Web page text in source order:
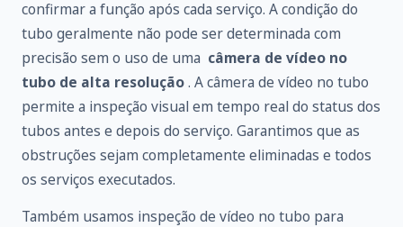
confirmar a função após cada serviço. A condição do
tubo geralmente não pode ser determinada com
precisão sem o uso de uma câmera de vídeo no
tubo de alta resolução. A câmera de vídeo no tubo
permite a inspeção visual em tempo real do status dos
tubos antes e depois do serviço. Garantimos que as
obstruções sejam completamente eliminadas e todos
os serviços executados.
Também usamos inspeção de vídeo no tubo para